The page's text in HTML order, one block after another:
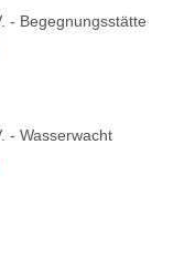
- Begegnungsstätte
- Wasserwacht